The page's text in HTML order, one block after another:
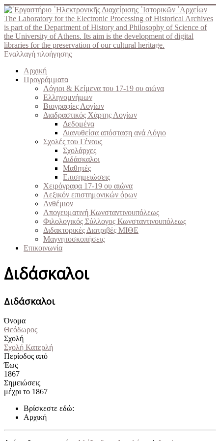
The Laboratory for the Electronic Processing of Historical Archives
is part of the Department of History and Philosophy of Science of
the University of Athens. Its aim is the development of digital
libraries for the preservation of our cultural heritage.
Εναλλαγή πλοήγησης
Αρχική
Προγράμματα
Λόγιοι & Κείμενα του 17-19 ου αιώνα
Ελληνομνήμων
Βιογραφίες Λογίων
Διαδραστικός Χάρτης Λογίων
Δεδομένα
Διανυθείσα απόσταση ανά Λόγιο
Σχολές του Γένους
Σχολάρχες
Διδάσκαλοι
Μαθητές
Επισημειώσεις
Χειρόγραφα 17-19 ου αιώνα
Λεξικόν επιστημονικών όρων
Ανθέμιον
Απογευματινή Κωνσταντινουπόλεως
Φιλολογικός Σύλλογος Κωνσταντινουπόλεως
Διδακτορικές Διατριβές ΜΙΘΕ
Μαγνητοσκοπήσεις
Επικοινωνία
Διδάσκαλοι
Διδάσκαλοι
Όνομα
Θεόδωρος
Σχολή
Σχολή Κατερλή
Περίοδος από
Έως
1867
Σημειώσεις
μέχρι το 1867
Βρίσκεστε εδώ:
Αρχική